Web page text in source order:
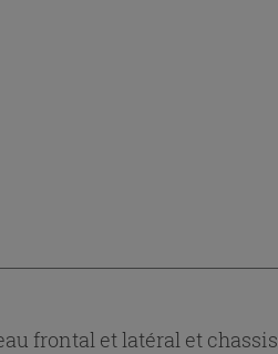
frontal et latéral et chassis